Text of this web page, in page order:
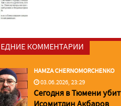
КОММЕНТАРИИ
HAMZA CHERNOMORCHENKO
03.06.2026, 23:29
Сегодня в Тюмени убит
Исомитдин Акбаров